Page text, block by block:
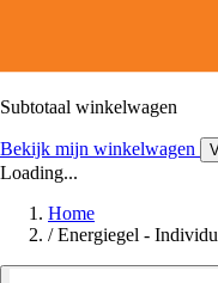
Subtotaal winkelwagen
Bekijk mijn winkelwagen
Loading...
Home
/ Energiegel -